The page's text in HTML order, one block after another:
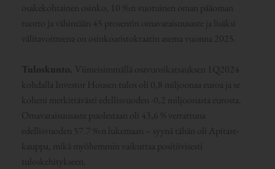
osakekohtainen osinko, 10 %:n vuotuinen oman pääoman
tuotto ja vähintään 45 prosentin omavaraisuusaste ja lisäksi
välitavoitteena on osinkoaristokraatin asema vuonna 2025.
Tuloskunto. Viimeisimmällä osavuosikatsauksen 1Q2024
kohdalla Investor Housen tulos oli 0,8 miljoonaa euroa ja se
koheni merkittävästi edellisvuoden -0,2 miljoonasta eurosta.
Omavaraisuusaste puolestaan oli 43,6 % verrattuna
edellisvuoden 57.7 %:n lukemaan – syynä tähän oli Apitare-
kauppa, mikä myöhemmin vaikuttaa positiivisesti
tuloskehitykseen.